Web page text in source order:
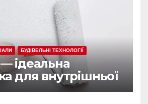
БУДІВЕЛЬНІ ТЕХНОЛОГІЇ
ідеальна
для внутрішньої